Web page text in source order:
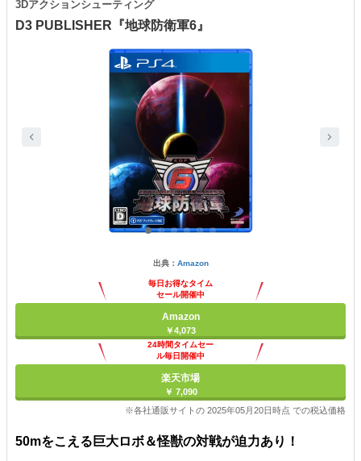
D3 PUBLISHER『地球防衛軍6』
3Dアクションシューティング
出典： Amazon
毎日お得なタイム
セール開催中
Amazon
￥4,073
24時間タイムセー
ル毎日開催中
楽天市場
￥ 7,090
※各社通販サイトの 2025年05月20日時点 での税込価格
50mをこえる巨大ロボ＆怪獣の対戦が迫力あり！